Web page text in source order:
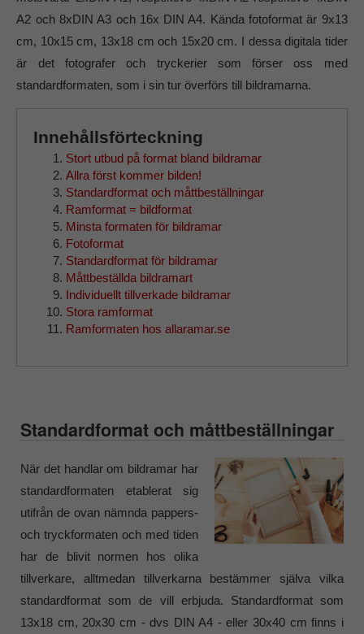
A2 och 8xDIN A3 och 16x DIN A4. Kända fotoformat är 9x13
cm, 10x15 cm, 13x18 cm och 15x20 cm. I dessa digitala tider
är det fotografer och tryckerier som förser oss med
standardformaten, som i sin tur överförs till bildramarna.
Innehållsförteckning
Stort utbud på format bland bildramar
Allra först kommer bilden!
Standardformat och måttbeställningar
Ramformat = bildformat
Minsta formaten för bildramar
Fotoformat
Standardformat för bildramar
Måttbeställda bildramart
Individuellt tillverkade bildramar
Stora ramformat
Ramformaten hos allaramar.se
Standardformat och måttbeställningar
När det handlar om bildramar har
standardformaten etablerat sig
utifrån de ovan nämnda pappers-
och tryckformaten och med tiden
har de blivit normen hos olika
tillverkare, alltmedan tillverkarna bestämmer själva vilka
standardformat som de vill erbjuda. Standardformat som
13x18 cm, 20x30 cm - dvs DIN A4 - eller 30x40 cm finns i